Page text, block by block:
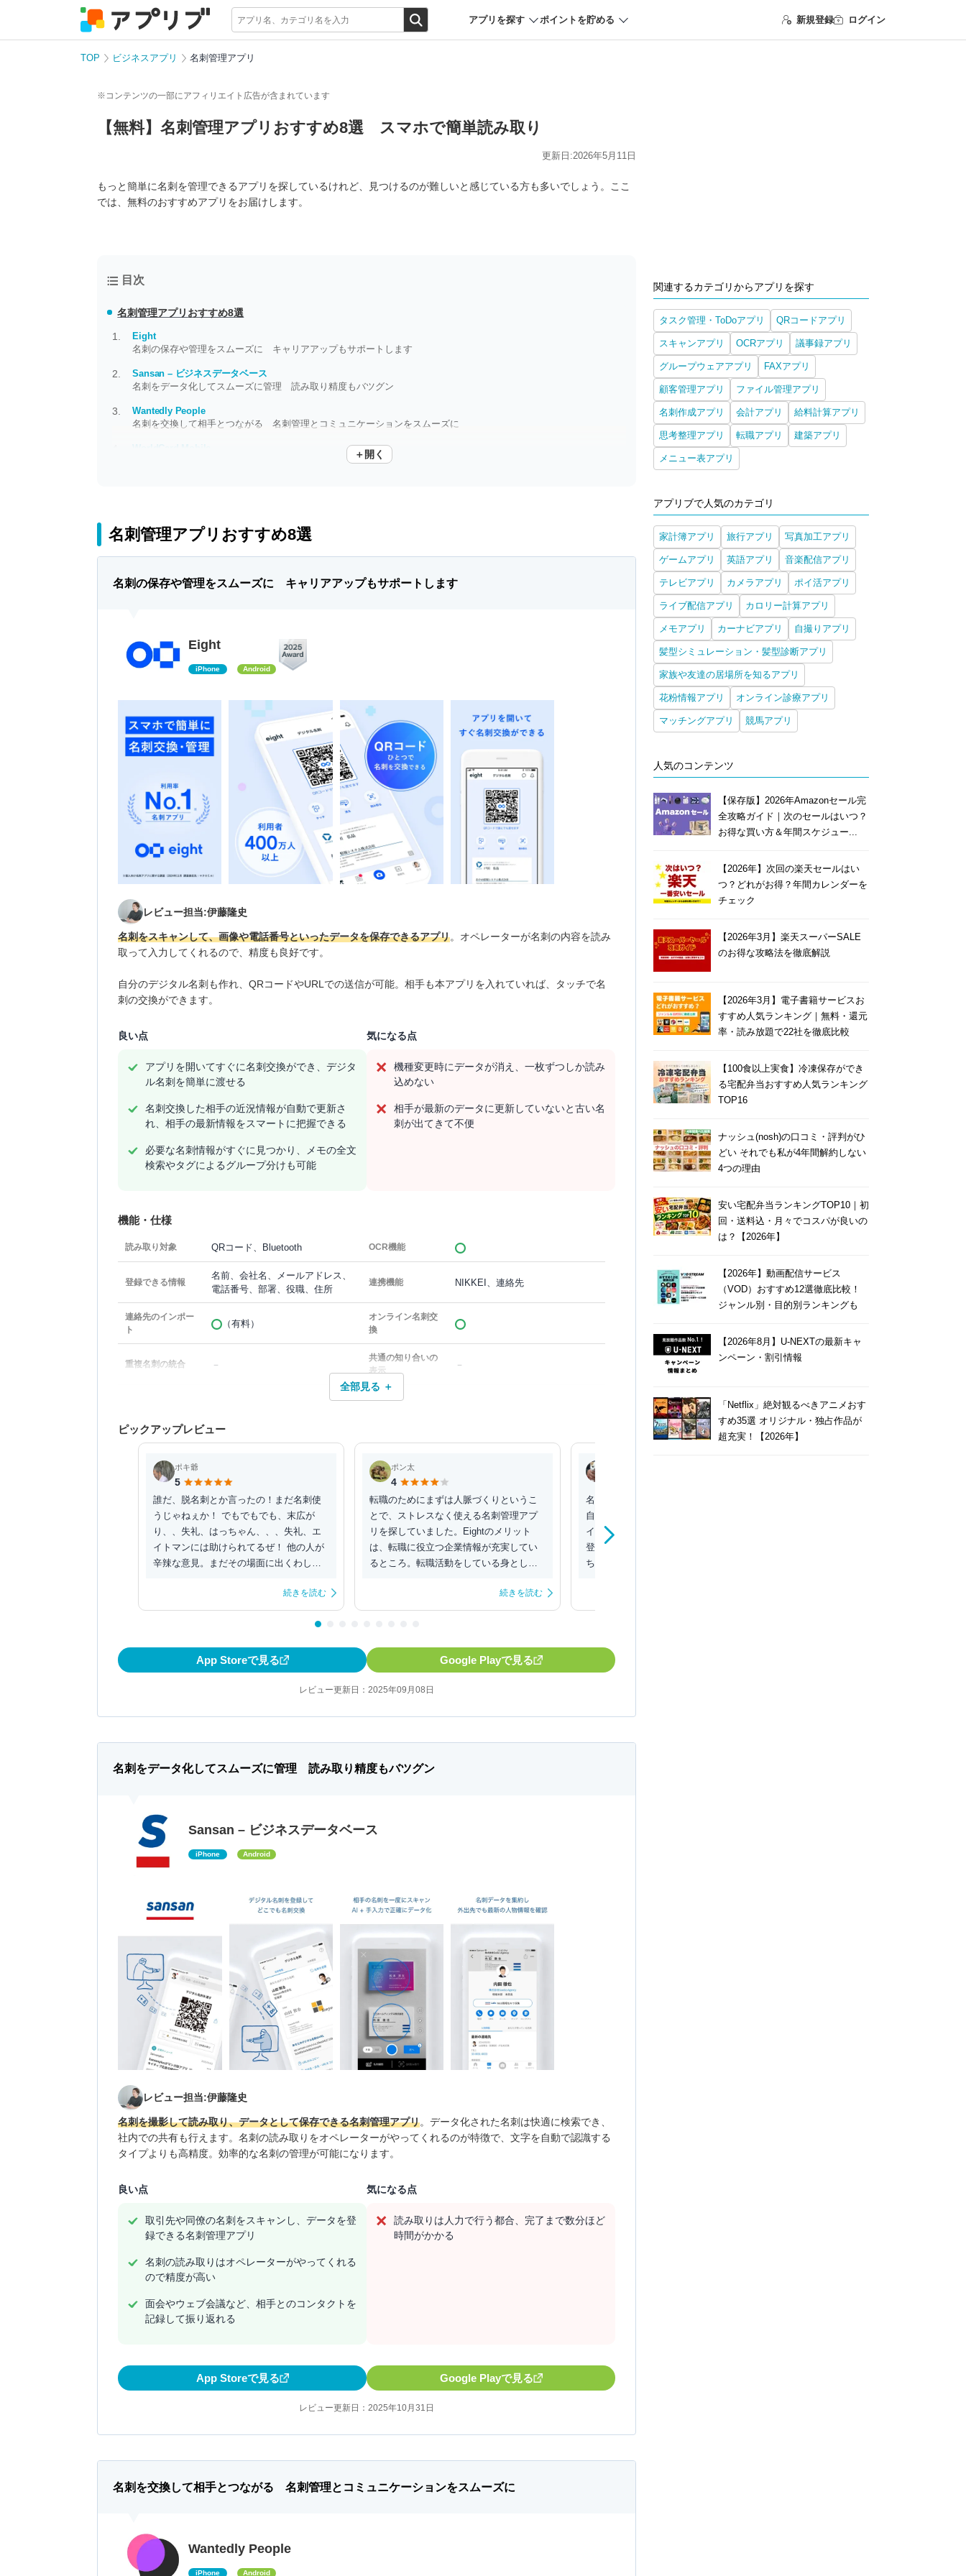
アプリを探す ポイントを貯める 新規登録 ログイン
TOP ビジネスアプリ 名刺管理アプリ
※コンテンツの一部にアフィリエイト広告が含まれています
【無料】名刺管理アプリおすすめ8選 スマホで簡単読み取り
更新日:2026年5月11日
もっと簡単に名刺を管理できるアプリを探しているけれど、見つけるのが難しいと感じている方も多いでしょう。ここ
では、無料のおすすめアプリをお届けします。
目次
名刺管理アプリ おすすめ8選
Eight
名刺の保存や管理をスムーズに キャリアアップもサポートします
Sansan – ビジネスデータベース
名刺をデータ化してスムーズに管理 読み取り精度もバツグン
Wantedly People
名刺を交換して相手とつながる 名刺管理とコミュニケーションをスムーズに
大量の名刺を一気にデジタル化 あぁ、もっと早くやっておけばよかった……
＋開く
名刺管理アプリおすすめ8選
名刺の保存や管理をスムーズに キャリアアップもサポートします
Eight
iPhone Android
レビュー担当:伊藤隆史
名刺をスキャンして、画像や電話番号といったデータを保存できるアプリ。オペレーターが名刺の内容を読み
取って入力してくれるので、精度も良好です。
自分のデジタル名刺も作れ、QRコードやURLでの送信が可能。相手も本アプリを入れていれば、タッチで名
刺の交換ができます。
良い点
アプリを開いてすぐに名刺交換ができ、デジタ
ル名刺を簡単に渡せる
名刺交換した相手の近況情報が自動で更新さ
れ、相手の最新情報をスマートに把握できる
必要な名刺情報がすぐに見つかり、メモの全文
検索やタグによるグループ分けも可能
気になる点
機種変更時にデータが消え、一枚ずつしか読み
込めない
相手が最新のデータに更新していないと古い名
刺が出てきて不便
機能・仕様
読み取り対象 QRコード、Bluetooth OCR機能
登録できる情報
名前、会社名、メールアドレス、
電話番号、部署、役職、住所
連携機能 NIKKEI、連絡先
連絡先のインポー
ト
（有料）
オンライン名刺交
換
重複名刺の統合 －
共通の知り合いの
表示
－
全部見る ＋
ピックアップレビュー
ポキ爺
5
誰だ、脱名刺とか言ったの！まだ名刺使
うじゃねぇか！ でもでもでも、末広が
り、、失礼、はっちゃん、、、失礼、エ
イトマンには助けられてるぜ！ 他の人が
辛辣な意見。まだその場面に出くわして
続きを読む
ポン太
4
転職のためにまずは人脈づくりというこ
とで、ストレスなく使える名刺管理アプ
リを探していました。Eightのメリット
は、転職に役立つ企業情報が充実してい
るところ。転職活動をしている身として
続きを読む
名刺を複数枚一気にスキャンできます。
自動補正はこの種類のアプリの中でピカ
イチ ただ名刺交換した相手がこのアプリ
登録していればお互いすぐわかるので、
ちょっと照れます（笑 また自分の会社の
App Storeで見る Google Playで見る
レビュー更新日：2025年09月08日
名刺をデータ化してスムーズに管理 読み取り精度もバツグン
Sansan – ビジネスデータベース
iPhone Android
レビュー担当:伊藤隆史
名刺を撮影して読み取り、データとして保存できる名刺管理アプリ。データ化された名刺は快適に検索でき、
社内での共有も行えます。名刺の読み取りをオペレーターがやってくれるのが特徴で、文字を自動で認識する
タイプよりも高精度。効率的な名刺の管理が可能になります。
良い点
取引先や同僚の名刺をスキャンし、データを登
録できる名刺管理アプリ
名刺の読み取りはオペレーターがやってくれる
ので精度が高い
面会やウェブ会議など、相手とのコンタクトを
記録して振り返れる
気になる点
読み取りは人力で行う都合、完了まで数分ほど
時間がかかる
App Storeで見る Google Playで見る
レビュー更新日：2025年10月31日
名刺を交換して相手とつながる 名刺管理とコミュニケーションをスムーズに
Wantedly People
iPhone Android
関連するカテゴリからアプリを探す
タスク管理・ToDoアプリ QRコードアプリ
スキャンアプリ OCRアプリ 議事録アプリ
グループウェアアプリ FAXアプリ
顧客管理アプリ ファイル管理アプリ
名刺作成アプリ 会計アプリ 給料計算アプリ
思考整理アプリ 転職アプリ 建築アプリ
メニュー表アプリ
アプリブで人気のカテゴリ
家計簿アプリ 旅行アプリ 写真加工アプリ
ゲームアプリ 英語アプリ 音楽配信アプリ
テレビアプリ カメラアプリ ポイ活アプリ
ライブ配信アプリ カロリー計算アプリ
メモアプリ カーナビアプリ 自撮りアプリ
髪型シミュレーション・髪型診断アプリ
家族や友達の居場所を知るアプリ
花粉情報アプリ オンライン診療アプリ
マッチングアプリ 競馬アプリ
人気のコンテンツ
【保存版】2026年Amazonセール完
全攻略ガイド｜次のセールはいつ？
お得な買い方＆年間スケジュー...
【2026年】次回の楽天セールはい
つ？どれがお得？年間カレンダーを
チェック
【2026年3月】楽天スーパーSALE
のお得な攻略法を徹底解説
【2026年3月】電子書籍サービスお
すすめ人気ランキング｜無料・還元
率・読み放題で22社を徹底比較
【100食以上実食】冷凍保存ができ
る宅配弁当おすすめ人気ランキング
TOP16
ナッシュ(nosh)の口コミ・評判がひ
どい それでも私が4年間解約しない
4つの理由
安い宅配弁当ランキングTOP10｜初
回・送料込・月々でコスパが良いの
は？【2026年】
【2026年】動画配信サービス
（VOD）おすすめ12選徹底比較！
ジャンル別・目的別ランキングも
【2026年8月】U-NEXTの最新キャ
ンペーン・割引情報
「Netflix」絶対観るべきアニメおす
すめ35選 オリジナル・独占作品が
超充実！【2026年】